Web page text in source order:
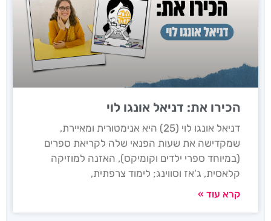
הכירו את: דניאל אונגו לוי
דניאל אונגו לוי (25) היא אנימטורית ומאיירת,
שמקדישה את שעות הפנאי שלה לקריאת ספרים
(במיוחד ספרי ילדים וקומיקס), האזנה למוזיקה
קלאסית, ג'אז וסווינג; לימוד צרפתית,
קרא עוד »